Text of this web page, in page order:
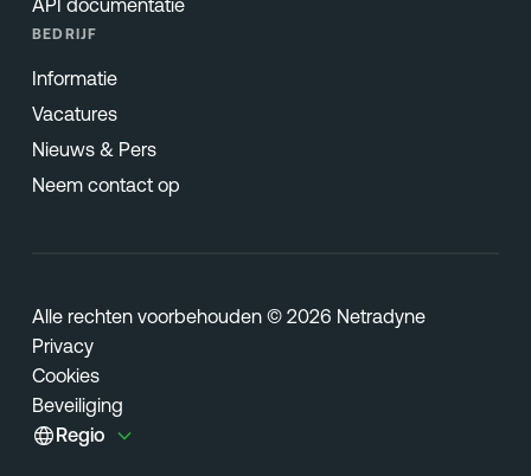
API documentatie
BEDRIJF
Informatie
Vacatures
Nieuws & Pers
Neem contact op
Alle rechten voorbehouden © 2026 Netradyne
Privacy
Cookies
Beveiliging
Regio